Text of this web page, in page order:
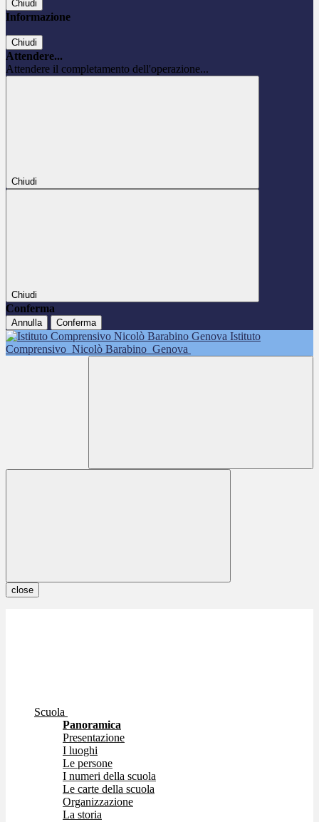
Chiudi
Informazione
Chiudi
Attendere...
Attendere il completamento dell'operazione...
Chiudi
Chiudi
Conferma
Annulla Conferma
Istituto
Comprensivo Nicolò Barabino Genova
close
Scuola
Panoramica
Presentazione
I luoghi
Le persone
I numeri della scuola
Le carte della scuola
Organizzazione
La storia